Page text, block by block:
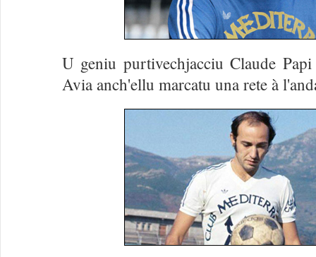
U geniu purtivechjacciu Claude
Avia anch'ellu marcatu una rete à